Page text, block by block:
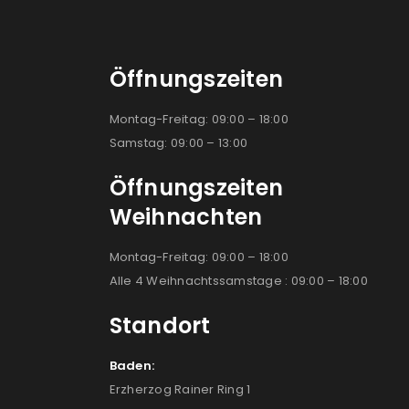
Öffnungszeiten
Montag-Freitag: 09:00 – 18:00
Samstag: 09:00 – 13:00
Öffnungszeiten
Weihnachten
Montag-Freitag: 09:00 – 18:00
Alle 4 Weihnachtssamstage : 09:00 – 18:00
Standort
Baden:
Erzherzog Rainer Ring 1